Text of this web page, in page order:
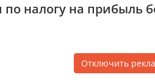
налогу на прибыль
Отключить